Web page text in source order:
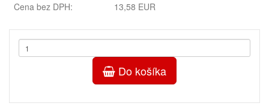
Cena bez DPH: 13,58 EUR
Do košíka